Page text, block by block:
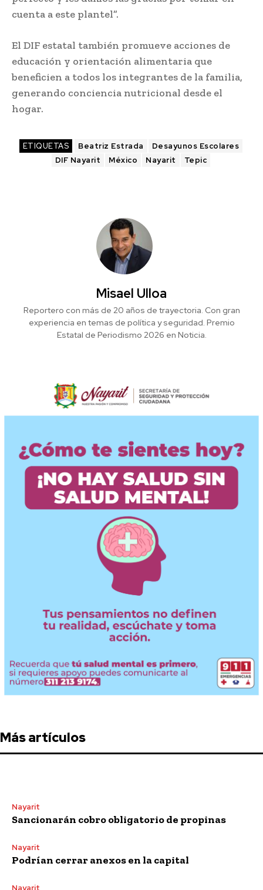
cuenta a este plantel”.
El DIF estatal también promueve acciones de
educación y orientación alimentaria que
beneficien a todos los integrantes de la familia,
generando conciencia nutricional desde el
hogar.
ETIQUETAS Beatriz Estrada
Desayunos Escolares
DIF Nayarit
México Nayarit Tepic
Misael Ulloa
Reportero con más de 20 años de trayectoria. Con gran
experiencia en temas de política y seguridad. Premio
Estatal de Periodismo 2026 en Noticia.
Más artículos
Nayarit
Sancionarán cobro obligatorio de propinas
Nayarit
Podrían cerrar anexos en la capital
Nayarit